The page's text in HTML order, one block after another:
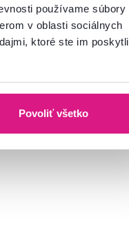
používame súbory
v oblasti sociálnych
ktoré ste im poskytli
Povoliť všetko